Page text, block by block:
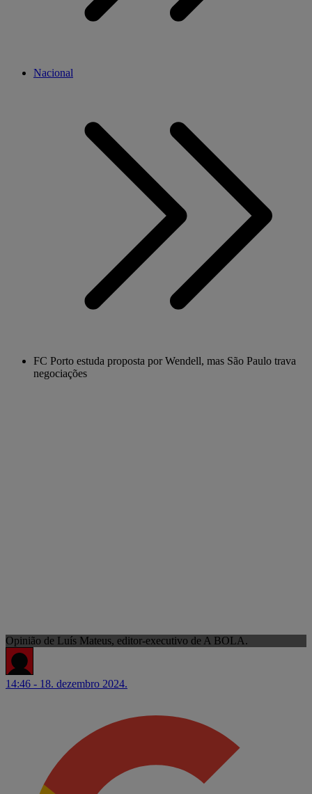
Nacional
FC Porto estuda proposta por Wendell, mas São Paulo trava
negociações
Opinião de Luís Mateus, editor-executivo de A BOLA.
14:46 - 18. dezembro 2024.